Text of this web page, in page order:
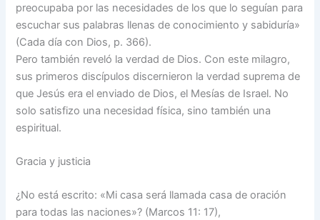
preocupaba por las necesidades de los que lo seguían para
escuchar sus palabras llenas de conocimiento y sabiduría»
(Cada día con Dios, p. 366).
Pero también reveló la verdad de Dios. Con este milagro,
sus primeros discípulos discernieron la verdad suprema de
que Jesús era el enviado de Dios, el Mesías de Israel. No
solo satisfizo una necesidad física, sino también una
espiritual.
Gracia y justicia
¿No está escrito: «Mi casa será llamada casa de oración
para todas las naciones»? (Marcos 11: 17),